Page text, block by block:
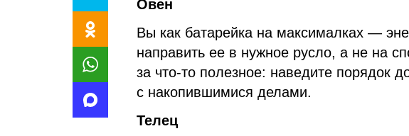
Овен
Вы как батарейка на максималках —
направить ее в нужное русло, а не на
за что-то полезное: наведите порядок
с накопившимися делами.
Телец